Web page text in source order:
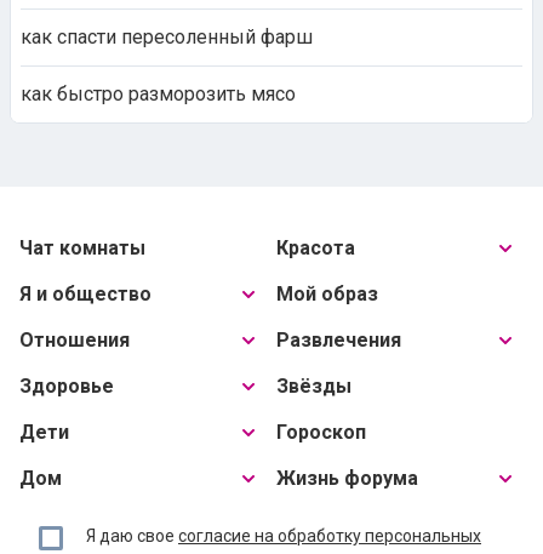
как спасти пересоленный фарш
как быстро разморозить мясо
Чат комнаты
Я и общество
Отношения
Здоровье
Дети
Дом
Красота
Мой образ
Развлечения
Звёзды
Гороскоп
Жизнь форума
Я даю свое согласие на обработку персональных